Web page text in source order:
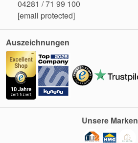
04281 / 71 99 100
[email protected]
Auszeichnungen
Unsere Marken